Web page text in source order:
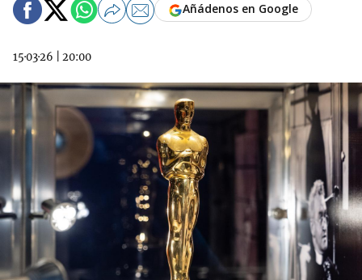
15·03·26 20:00
Añádenos en Google